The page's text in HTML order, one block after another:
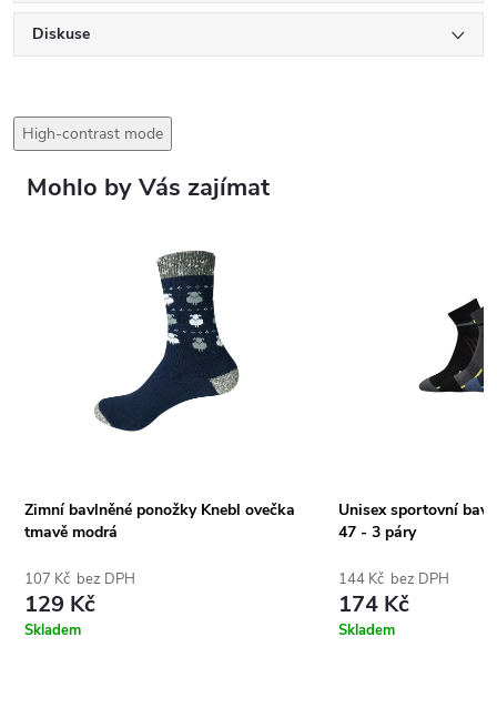
Diskuse
High-contrast mode
Mohlo by Vás zajímat
Zimní bavlněné ponožky Knebl ovečka
tmavě modrá
107 Kč bez DPH
129 Kč
Skladem
Unisex sportovní
47 - 3 páry
144 Kč bez DPH
174 Kč
Skladem